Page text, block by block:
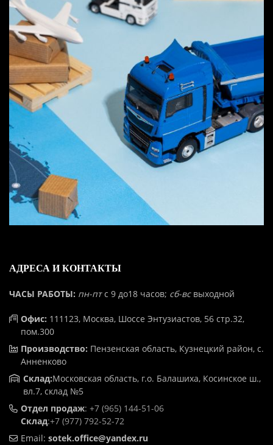
АДРЕСА И КОНТАКТЫ
ЧАСЫ РАБОТЫ: пн-птс 9 до18 часов; сб-всвыходной
Офис: 111123, Москва, Шоссе Энтузиастов, 56 стр.32,
пом.300
Производство: Пензенская область, Кузнецкий район, с.
Анненково
Склад:Московская область, г.о. Балашиха, Косинское ш.,
вл.7, склад №5
Отдел продаж: +7 (965) 144-51-06
Склад:+7 (977) 792-52-72
Email: sotek.office@yandex.ru